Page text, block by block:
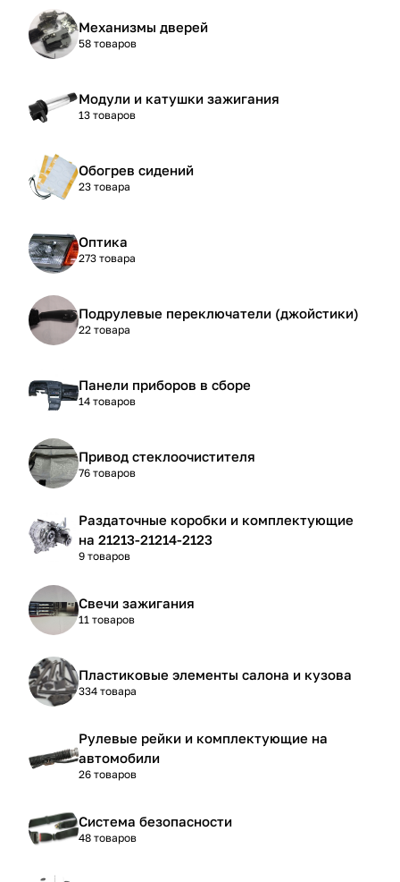
Механизмы дверей
58 товаров
Модули и катушки зажигания
13 товаров
Обогрев сидений
23 товара
Оптика
273 товара
Подрулевые переключатели (джойстики)
22 товара
Панели приборов в сборе
14 товаров
Привод стеклоочистителя
76 товаров
Раздаточные коробки и комплектующие
на 21213-21214-2123
9 товаров
Свечи зажигания
11 товаров
Пластиковые элементы салона и кузова
334 товара
Рулевые рейки и комплектующие на
автомобили
26 товаров
Система безопасности
48 товаров